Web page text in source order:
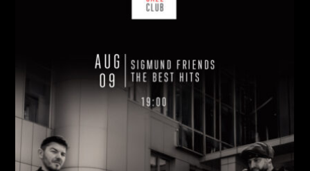
НЕДІЛЯ, 09 СЕРПНЯ
Ціна:
Виконавці: Павло Литвиненко (Рояль,) /Денис
Дудко (Бас, Олександр Люлякін (Барабани,) /